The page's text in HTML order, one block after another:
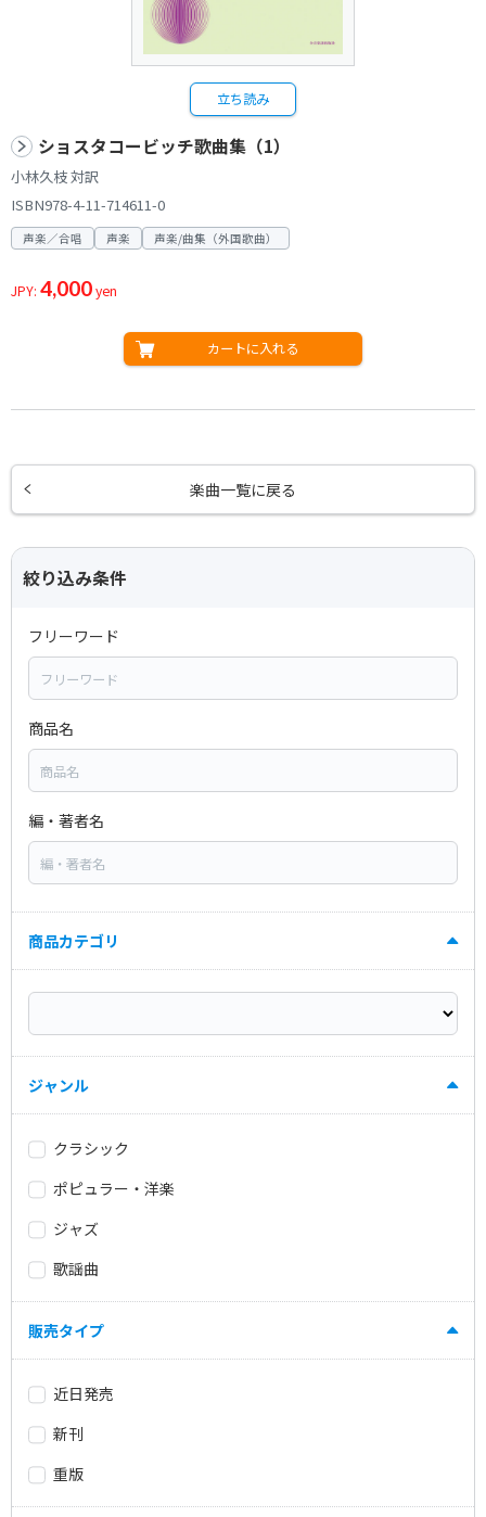
立ち読み
ショスタコービッチ歌曲集（1）
小林久枝 対訳
ISBN978-4-11-714611-0
声楽／合唱 声楽 声楽/曲集（外国歌曲）
JPY: 4,000yen
カートに入れる
楽曲一覧に戻る
絞り込み条件
フリーワード
商品名
編・著者名
商品カテゴリ
ジャンル
クラシック
ポピュラー・洋楽
ジャズ
歌謡曲
販売タイプ
近日発売
新刊
重版